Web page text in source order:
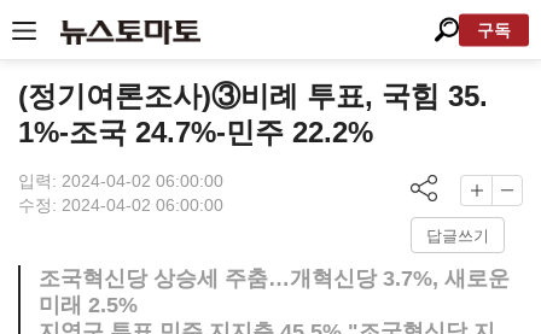
구독
(정기여론조사)③비례 투표, 국힘 35.
1%-조국 24.7%-민주 22.2%
입력: 2024-04-02 06:00:00
수정: 2024-04-02 06:00:00
답글쓰기
조국혁신당 상승세 주춤…개혁신당 3.7%, 새로운
미래 2.5%